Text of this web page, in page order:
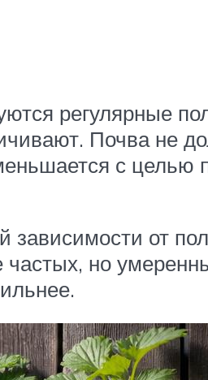
регулярные
Почва не
с целью
от
но